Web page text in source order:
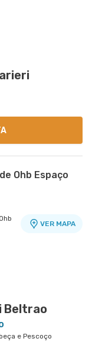
Ohb Espaço
VER MAPA
Beltrao
e Pescoço